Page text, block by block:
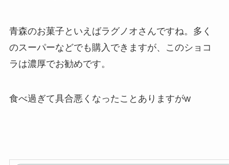
青森のお菓子といえばラグノオさんですね。多く
のスーパーなどでも購入できますが、このショコ
ラは濃厚でお勧めです。
食べ過ぎて具合悪くなったことありますがw